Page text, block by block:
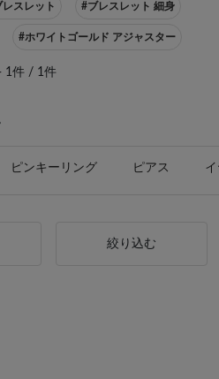
スレット #ブレスレット 細身
#ホワイトゴールド アジャスター
1件 / 1件
ピンキーリング ピアス
絞り込む